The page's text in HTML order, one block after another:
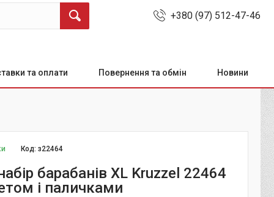
+380 (97) 512-47-46
та оплати Повернення та обмін Новини
Код:з22464
барабанів XL Kruzzel 22464
і паличками